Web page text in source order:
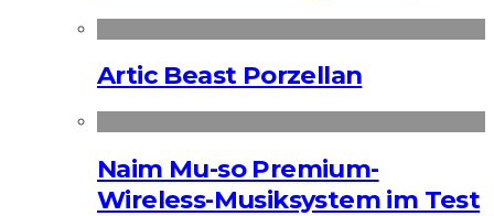
Artic Beast Porzellan
Naim Mu-so Premium-
Wireless-Musiksystem im Test